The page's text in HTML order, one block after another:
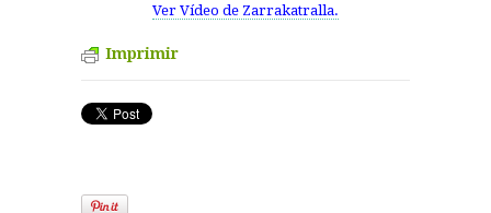
Ver Vídeo de Zarrakatralla.
Imprimir